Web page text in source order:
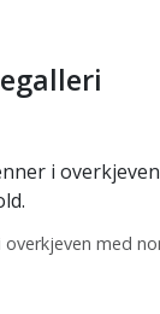
overkjeven med